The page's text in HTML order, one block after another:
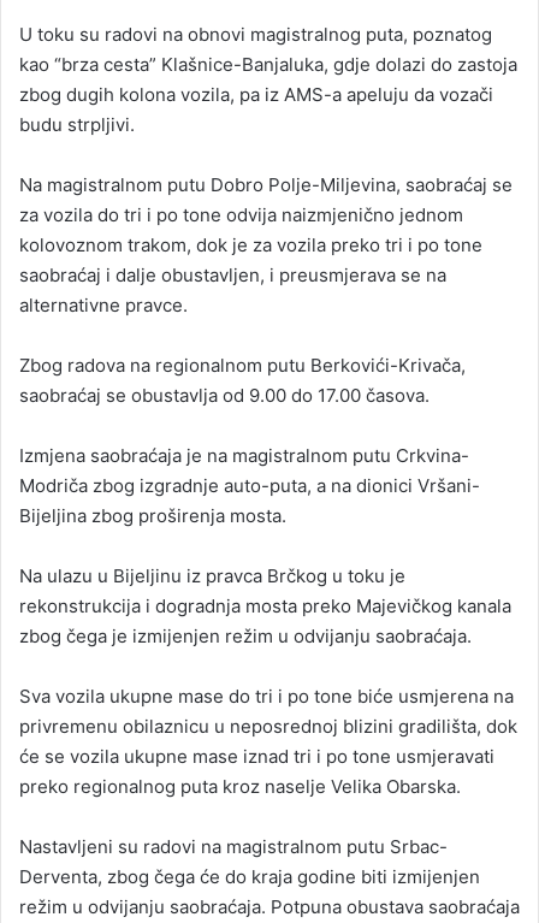
U toku su radovi na obnovi magistralnog puta, poznatog
kao “brza cesta” Klašnice-Banjaluka, gdje dolazi do zastoja
zbog dugih kolona vozila, pa iz AMS-a apeluju da vozači
budu strpljivi.
Na magistralnom putu Dobro Polje-Miljevina, saobraćaj se
za vozila do tri i po tone odvija naizmjenično jednom
kolovoznom trakom, dok je za vozila preko tri i po tone
saobraćaj i dalje obustavljen, i preusmjerava se na
alternativne pravce.
Zbog radova na regionalnom putu Berkovići-Krivača,
saobraćaj se obustavlja od 9.00 do 17.00 časova.
Izmjena saobraćaja je na magistralnom putu Crkvina-
Modriča zbog izgradnje auto-puta, a na dionici Vršani-
Bijeljina zbog proširenja mosta.
Na ulazu u Bijeljinu iz pravca Brčkog u toku je
rekonstrukcija i dogradnja mosta preko Majevičkog kanala
zbog čega je izmijenjen režim u odvijanju saobraćaja.
Sva vozila ukupne mase do tri i po tone biće usmjerena na
privremenu obilaznicu u neposrednoj blizini gradilišta, dok
će se vozila ukupne mase iznad tri i po tone usmjeravati
preko regionalnog puta kroz naselje Velika Obarska.
Nastavljeni su radovi na magistralnom putu Srbac-
Derventa, zbog čega će do kraja godine biti izmijenjen
režim u odvijanju saobraćaja. Potpuna obustava saobraćaja